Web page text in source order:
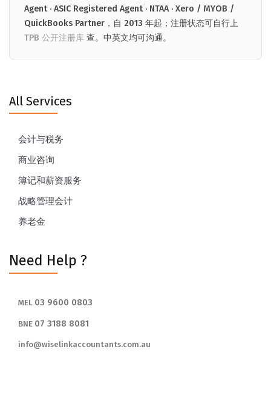
Agent · ASIC Registered Agent · NTAA · Xero / MYOB /
QuickBooks Partner，自 2013 年起；注册状态可自行上
TPB 公开注册库 查。中英文均可沟通。
All Services
会计与税务
商业咨询
簿记和薪资服务
战略管理会计
养老金
Need Help ?
MEL 03 9600 0803
BNE 07 3188 8081
info@wiselinkaccountants.com.au